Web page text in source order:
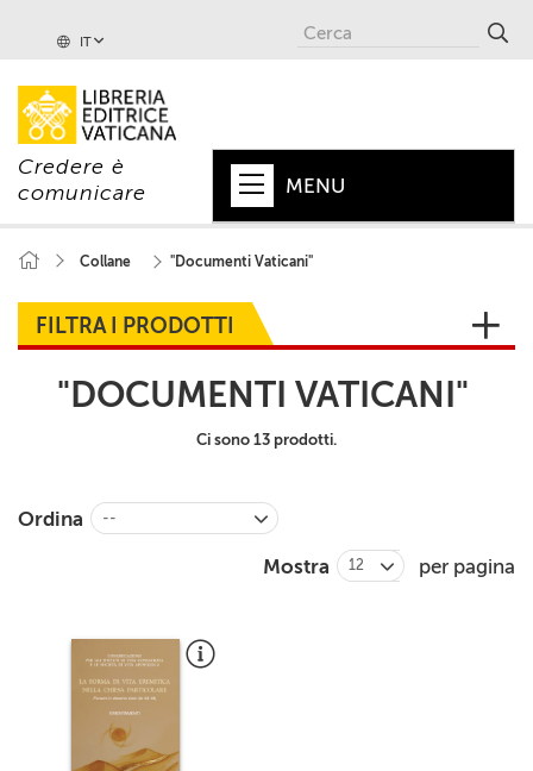
IT
Credere è
comunicare
MENU
PAPA
+
VATICANO
CHIESA
MONDO
COLLANE
+
RIVISTE
AUTORI VARI
Collane "Documenti Vaticani"
FILTRA I PRODOTTI
"DOCUMENTI VATICANI"
Ci sono 13 prodotti.
Ordina --
Mostra 12 per pagina